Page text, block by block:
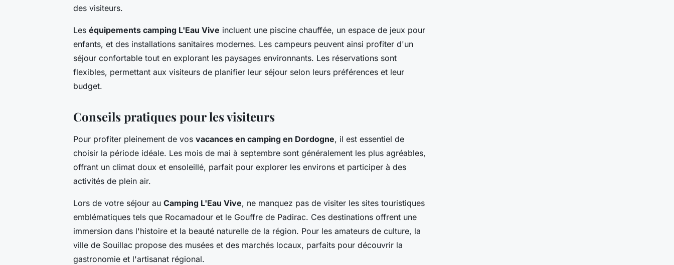
des visiteurs.
Les équipements camping L'Eau Vive incluent une piscine chauffée, un espace de jeux pour
enfants, et des installations sanitaires modernes. Les campeurs peuvent ainsi profiter d'un
séjour confortable tout en explorant les paysages environnants. Les réservations sont
flexibles, permettant aux visiteurs de planifier leur séjour selon leurs préférences et leur
budget.
Conseils pratiques pour les visiteurs
Pour profiter pleinement de vos vacances en camping en Dordogne, il est essentiel de
choisir la période idéale. Les mois de mai à septembre sont généralement les plus agréables,
offrant un climat doux et ensoleillé, parfait pour explorer les environs et participer à des
activités de plein air.
Lors de votre séjour au Camping L'Eau Vive, ne manquez pas de visiter les sites touristiques
emblématiques tels que Rocamadour et le Gouffre de Padirac. Ces destinations offrent une
immersion dans l'histoire et la beauté naturelle de la région. Pour les amateurs de culture, la
ville de Souillac propose des musées et des marchés locaux, parfaits pour découvrir la
gastronomie et l'artisanat régional.